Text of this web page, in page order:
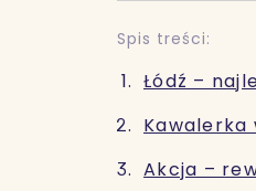
Spis treści:
Łódź –
Kawalerka
Akcja –